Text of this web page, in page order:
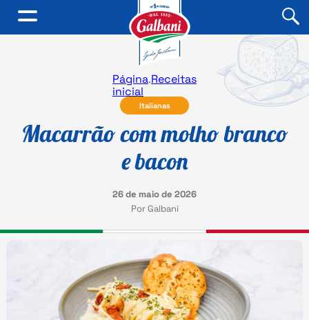
Página
inicial
.Receitas
Italianas
Macarrão com molho branco
e bacon
26 de maio de 2026
Por Galbani